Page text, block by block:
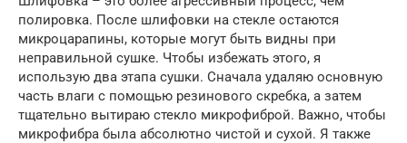
полировка. После шлифовки на стекле остаются
микроцарапины, которые могут быть видны при
неправильной сушке. Чтобы избежать этого, я
использую два этапа сушки. Сначала удаляю основную
часть влаги с помощью резинового скребка, а затем
тщательно вытираю стекло микрофиброй. Важно, чтобы
микрофибра была абсолютно чистой и сухой. Я также